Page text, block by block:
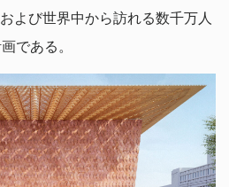
よび世界中から訪れる数千万人
である。